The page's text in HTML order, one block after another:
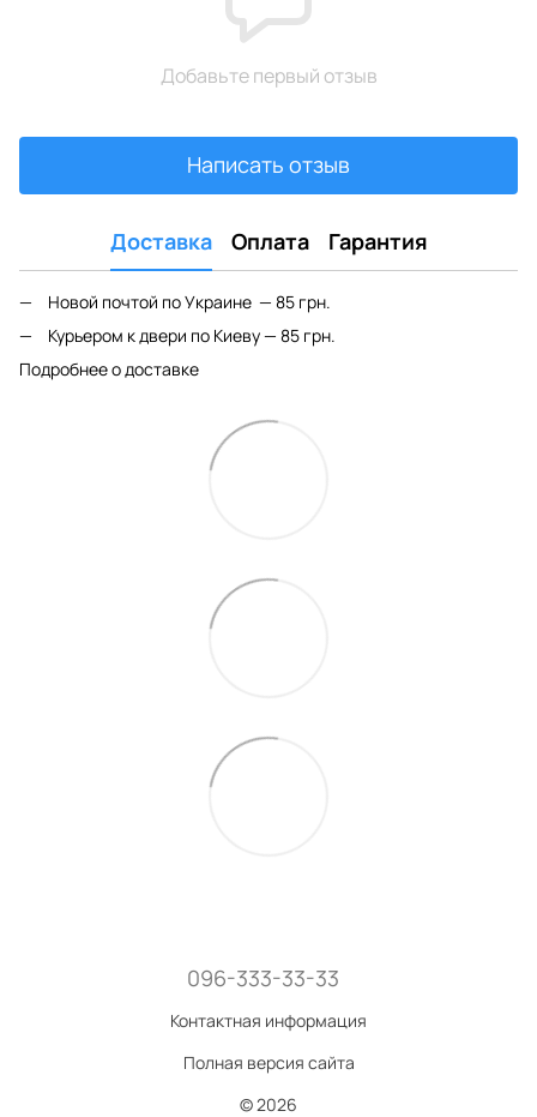
Добавьте первый отзыв
Написать отзыв
Доставка Оплата Гарантия
Новой почтой по Украине — 85 грн.
Курьером к двери по Киеву — 85 грн.
Подробнее о доставке
096-333-33-33
Контактная информация
Полная версия сайта
© 2026